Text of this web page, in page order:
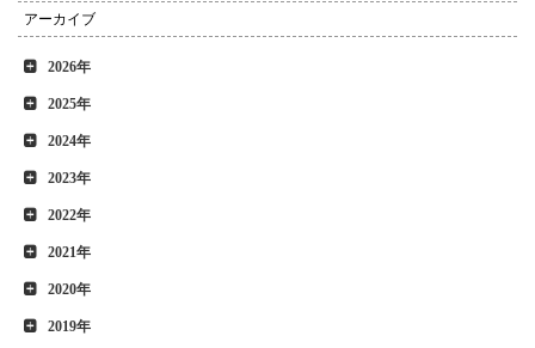
アーカイブ
2026年
2025年
2024年
2023年
2022年
2021年
2020年
2019年